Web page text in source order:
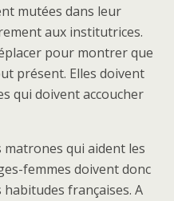
mutées dans leur
aux institutrices.
pour montrer que
présent. Elles doivent
qui doivent accoucher
matrones qui aident les
femmes doivent donc
habitudes françaises. A